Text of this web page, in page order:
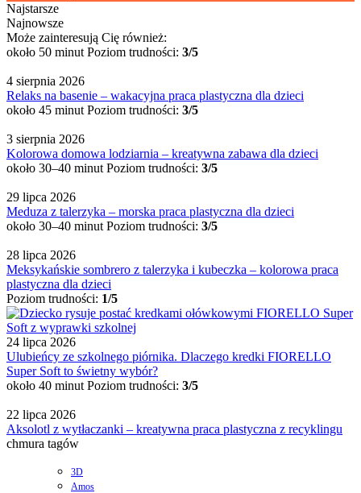
Najstarsze
Najnowsze
Może zainteresują Cię również:
około 50 minut Poziom trudności: 3/5
4 sierpnia 2026
Relaks na basenie – wakacyjna praca plastyczna dla dzieci
około 45 minut Poziom trudności: 3/5
3 sierpnia 2026
Kolorowa domowa lodziarnia – kreatywna zabawa dla dzieci
około 30–40 minut Poziom trudności: 3/5
29 lipca 2026
Meduza z talerzyka – morska praca plastyczna dla dzieci
około 30–40 minut Poziom trudności: 3/5
28 lipca 2026
Meksykańskie sombrero z talerzyka i kubeczka – kolorowa praca
plastyczna dla dzieci
Poziom trudności: 1/5
24 lipca 2026
Ulubieńcy ze szkolnego piórnika. Dlaczego kredki FIORELLO
Super Soft to świetny wybór?
około 40 minut Poziom trudności: 3/5
22 lipca 2026
Aksolotl z wytłaczanki – kreatywna praca plastyczna z recyklingu
chmura tagów
3D
Amos